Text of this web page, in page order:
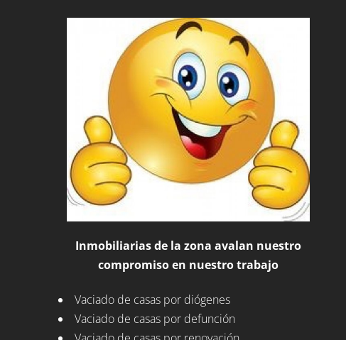
Inmobiliarias de la zona avalan nuestro
compromiso en nuestro trabajo
Vaciado de casas por diógenes
Vaciado de casas por defunción